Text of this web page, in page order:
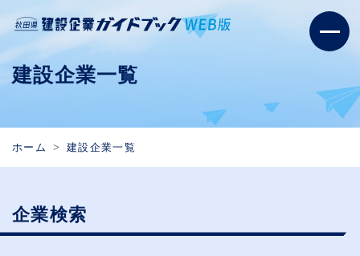
建設企業一覧
ホーム 建設企業一覧
企業検索